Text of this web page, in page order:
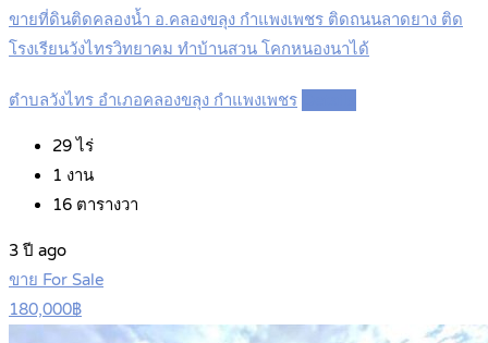
ขายที่ดินติดคลองน้ำ อ.คลองขลุง กำแพงเพชร ติดถนนลาดยาง ติด
โรงเรียนวังไทรวิทยาคม ทำบ้านสวน โคกหนองนาได้
ตำบลวังไทร อำเภอคลองขลุง กำแพงเพชร
29ไร่
1 งาน
16 ตารางวา
3 ปี ago
ขาย For Sale
180,000฿